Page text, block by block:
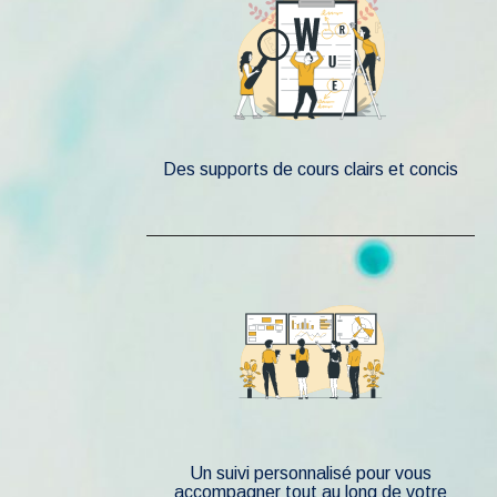
Des supports de cours clairs et concis
Un suivi personnalisé pour vous
accompagner tout au long de votre